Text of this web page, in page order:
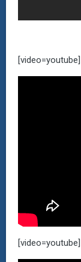
[video=youtube]
[video=youtube]